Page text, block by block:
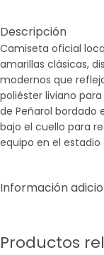
Descripción
Camiseta oficial
amarillas clásicas,
modernos que
poliéster liviano
de Peñarol bordado
bajo el cuello para
equipo en el
Información
Productos